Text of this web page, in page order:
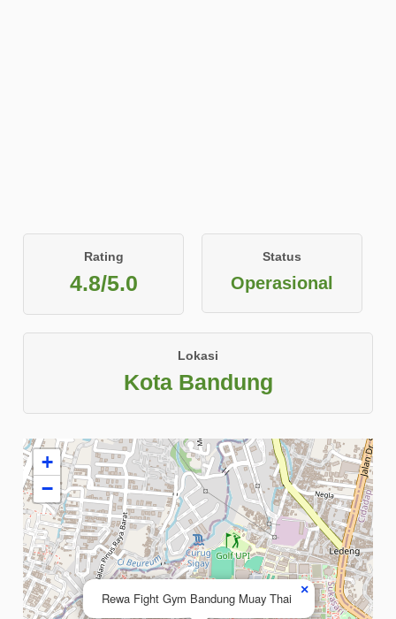
Rating
4.8/5.0
Status
Operasional
Lokasi
Kota Bandung
Rewa Fight Gym Bandung Muay Thai
×
+
−